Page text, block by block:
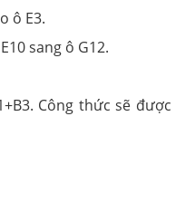
ô E3.
sang ô G12.
Công thức sẽ được